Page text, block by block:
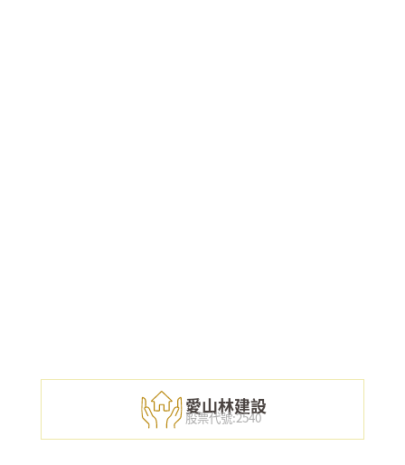
愛山林建設
股票代號:2540